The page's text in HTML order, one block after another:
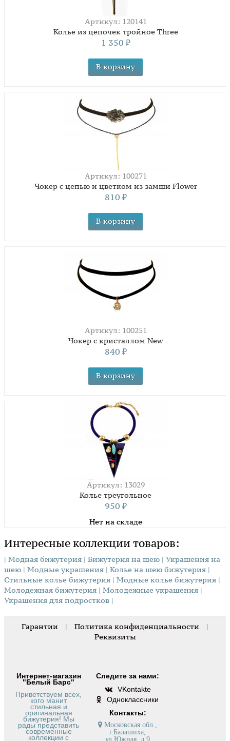
Артикул: 120141
Колье из цепочек тройное Three
1 350 ₽
Артикул: 100271
Чокер с цепью и цветком из замши Flower
810 ₽
Артикул: 100251
Чокер с кристаллом New
840 ₽
Артикул: 13029
Колье треугольное
950 ₽
Нет на складе
Интересные коллекции товаров:
| Модная бижутерия | Бижутерия на шею | Украшения на
шею | Модные украшения | Колье на шею бижутерия |
Стильные колье бижутерия | Модные колье бижутерия |
Молодежная бижутерия | Молодежные украшения |
Украшения для подростков |
Гарантии | Политика конфиденциальности
|
Реквизиты
Интернет-магазин
"Белый Барс"
Приветствуем всех,
кого манит
стильная и
оригинальная
бижутерия! Мы
рады представить
современные
коллекции с
Следите за нами:
VKontakte
Одноклассники
Контакты:
Московская обл.,
г.Балашиха,
ул.Южная, д.9